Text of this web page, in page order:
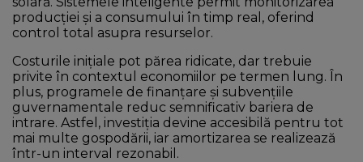
producției și a consumului în timp real, oferind
control total asupra resurselor.
Costurile inițiale pot părea ridicate, dar trebuie
privite în contextul economiilor pe termen lung. În
plus, programele de finanțare și subvențiile
guvernamentale reduc semnificativ bariera de
intrare. Astfel, investiția devine accesibilă pentru tot
mai multe gospodării, iar amortizarea se realizează
într-un interval rezonabil.